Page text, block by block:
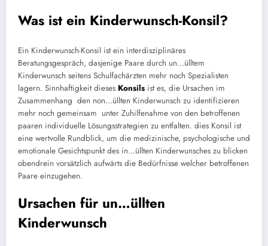
Was ist ein Kinderwunsch-Konsil?
Ein Kinderwunsch-Konsil ist ein interdisziplinäres
Beratungsgespräch, dasjenige Paare durch un…ülltem
Kinderwunsch seitens Schulfachärzten mehr noch Spezialisten
lagern. Sinnhaftigkeit dieses Konsils ist es, die Ursachen im
Zusammenhang den non…üllten Kinderwunsch zu identifizieren
mehr noch gemeinsam unter Zuhilfenahme von den betroffenen
paaren individuelle Lösungsstrategien zu entfalten. dies Konsil ist
eine wertvolle Rundblick, um die medizinische, psychologische und
emotionale Gesichtspunkt des in…üllten Kinderwunsches zu blicken
obendrein vorsätzlich aufwärts die Bedürfnisse welcher betroffenen
Paare einzugehen.
Ursachen für un…üllten
Kinderwunsch